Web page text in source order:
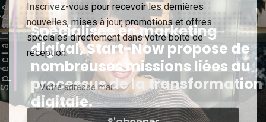
Spécialisée en marketing
digital, Start-Now propose de
nombreuses missions liées au
processus de la transformation
digitale.
Inscrivez-vous pour recevoir les dernières
nouvelles, mises à jour, promotions et offres
spéciales directement dans votre boîte de
réception.